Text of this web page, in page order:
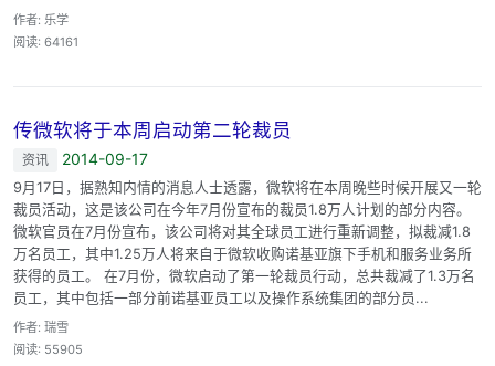
作者: 乐学
阅读: 64161
传微软将于本周启动第二轮裁员
资讯 2014-09-17
9月17日，据熟知内情的消息人士透露，微软将在本周晚些时候开展又一轮
裁员活动，这是该公司在今年7月份宣布的裁员1.8万人计划的部分内容。
微软官员在7月份宣布，该公司将对其全球员工进行重新调整，拟裁减1.8
万名员工，其中1.25万人将来自于微软收购诺基亚旗下手机和服务业务所
获得的员工。 在7月份，微软启动了第一轮裁员行动，总共裁减了1.3万名
员工，其中包括一部分前诺基亚员工以及操作系统集团的部分员...
作者: 瑞雪
阅读: 55905